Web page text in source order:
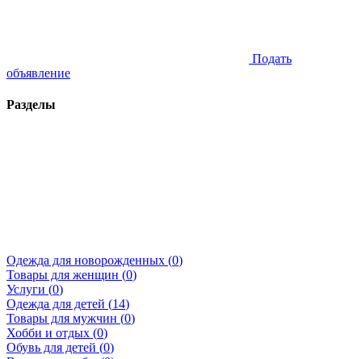
Подать
объявление
Разделы
Одежда для новорожденных (0)
Товары для женщин (0)
Услуги (0)
Одежда для детей (14)
Товары для мужчин (0)
Хобби и отдых (0)
Обувь для детей (0)